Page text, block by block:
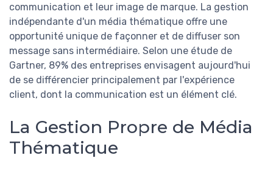
communication et leur image de marque. La gestion
indépendante d'un média thématique offre une
opportunité unique de façonner et de diffuser son
message sans intermédiaire. Selon une étude de
Gartner, 89% des entreprises envisagent aujourd'hui
de se différencier principalement par l'expérience
client, dont la communication est un élément clé.
La Gestion Propre de Média
Thématique